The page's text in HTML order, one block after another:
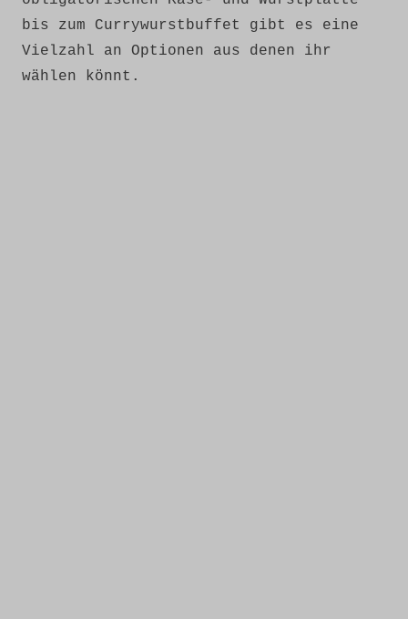
bis zum Currywurstbuffet gibt es eine
Vielzahl an Optionen aus denen ihr
wählen könnt.